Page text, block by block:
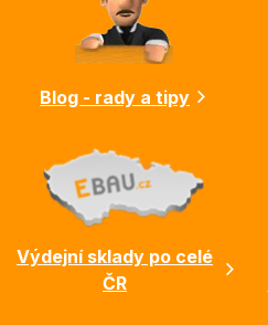
Blog - rady a tipy
Výdejní sklady po celé
ČR